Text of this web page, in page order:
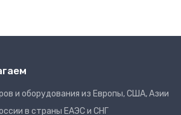
и оборудования из Европы, США, Азии
в страны ЕАЭС и СНГ